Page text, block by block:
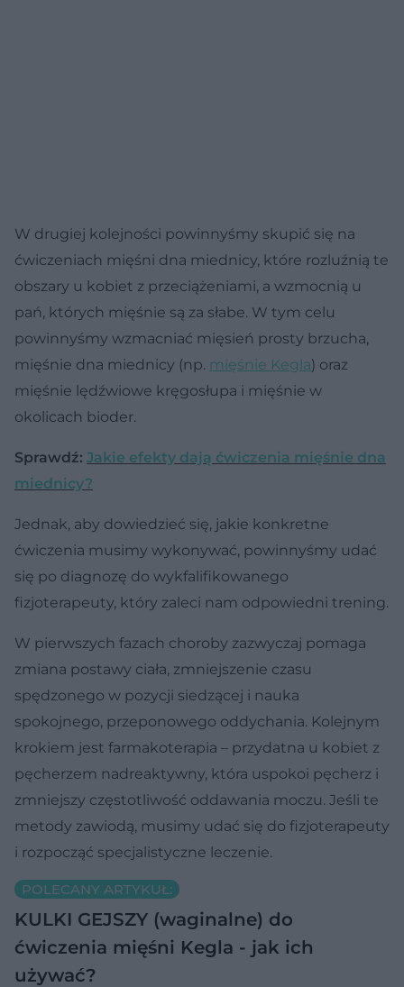
W drugiej kolejności powinnyśmy skupić się na
ćwiczeniach mięśni dna miednicy, które rozluźnią te
obszary u kobiet z przeciążeniami, a wzmocnią u
pań, których mięśnie są za słabe. W tym celu
powinnyśmy wzmacniać mięsień prosty brzucha,
mięśnie dna miednicy (np. mięśnie Kegla) oraz
mięśnie lędźwiowe kręgosłupa i mięśnie w
okolicach bioder.
Sprawdź: Jakie efekty dają ćwiczenia mięśnie dna
miednicy?
Jednak, aby dowiedzieć się, jakie konkretne
ćwiczenia musimy wykonywać, powinnyśmy udać
się po diagnozę do wykfalifikowanego
fizjoterapeuty, który zaleci nam odpowiedni trening.
W pierwszych fazach choroby zazwyczaj pomaga
zmiana postawy ciała, zmniejszenie czasu
spędzonego w pozycji siedzącej i nauka
spokojnego, przeponowego oddychania. Kolejnym
krokiem jest farmakoterapia – przydatna u kobiet z
pęcherzem nadreaktywny, która uspokoi pęcherz i
zmniejszy częstotliwość oddawania moczu. Jeśli te
metody zawiodą, musimy udać się do fizjoterapeuty
i rozpocząć specjalistyczne leczenie.
POLECANY ARTYKUŁ:
KULKI GEJSZY (waginalne) do
ćwiczenia mięśni Kegla - jak ich
używać?